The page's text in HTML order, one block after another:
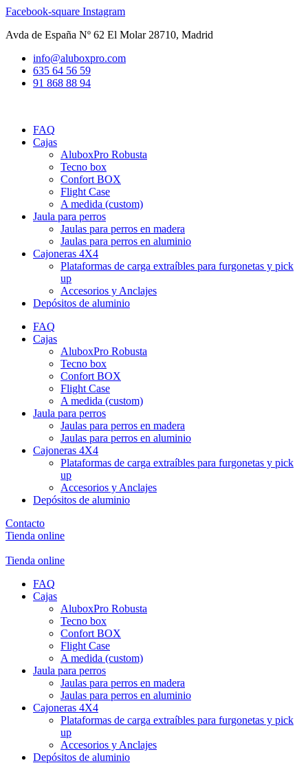
Ir
contenido
Facebook-square Instagram
Avda de España Nº 62 El Molar 28710, Madrid
info@aluboxpro.com
635 64 56 59
91 868 88 94
FAQ
Cajas
AluboxPro Robusta
Tecno box
Confort BOX
Flight Case
A medida (custom)
Jaula para perros
Jaulas para perros en madera
Jaulas para perros en aluminio
Cajoneras 4X4
Plataformas de carga extraíbles para furgonetas y pick
up
Accesorios y Anclajes
Depósitos de aluminio
FAQ
Cajas
AluboxPro Robusta
Tecno box
Confort BOX
Flight Case
A medida (custom)
Jaula para perros
Jaulas para perros en madera
Jaulas para perros en aluminio
Cajoneras 4X4
Plataformas de carga extraíbles para furgonetas y pick
up
Accesorios y Anclajes
Depósitos de aluminio
Contacto
Tienda online
Tienda online
FAQ
Cajas
AluboxPro Robusta
Tecno box
Confort BOX
Flight Case
A medida (custom)
Jaula para perros
Jaulas para perros en madera
Jaulas para perros en aluminio
Cajoneras 4X4
Plataformas de carga extraíbles para furgonetas y pick
up
Accesorios y Anclajes
Depósitos de aluminio